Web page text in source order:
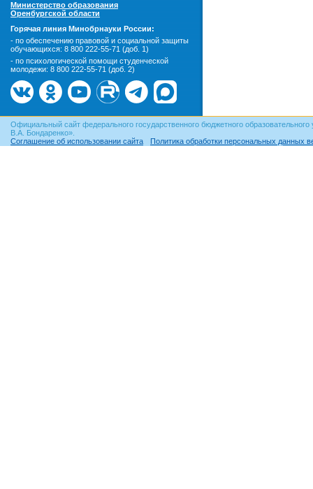
Министерство образования
Оренбургской области
Горячая линия Минобрнауки России:
- по обеспечению правовой и социальной защиты
обучающихся: 8 800 222-55-71 (доб. 1)
- по психологической помощи студенческой
молодежи: 8 800 222-55-71 (доб. 2)
Официальный сайт федерального государственного бюджетного
В.А. Бондаренко».
Соглашение об использовании сайта
Политика обработки персональных данных